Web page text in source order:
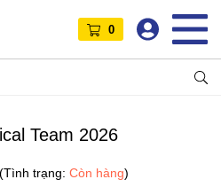
0
Team 2026
(Tình trạng: Còn hàng)